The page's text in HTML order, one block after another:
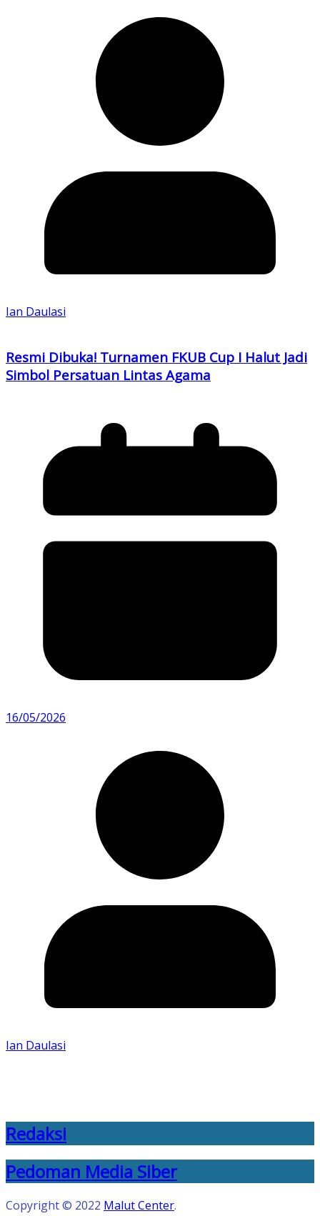
Ian Daulasi
Resmi Dibuka! Turnamen FKUB Cup I Halut Jadi
Simbol Persatuan Lintas Agama
16/05/2026
Ian Daulasi
Redaksi
Pedoman Media Siber
Copyright © 2022 Malut Center.